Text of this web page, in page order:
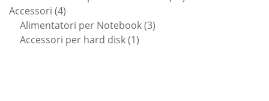
Accessori 44
prodotti
Alimentatori per Notebook 33
Accessori per hard disk 11